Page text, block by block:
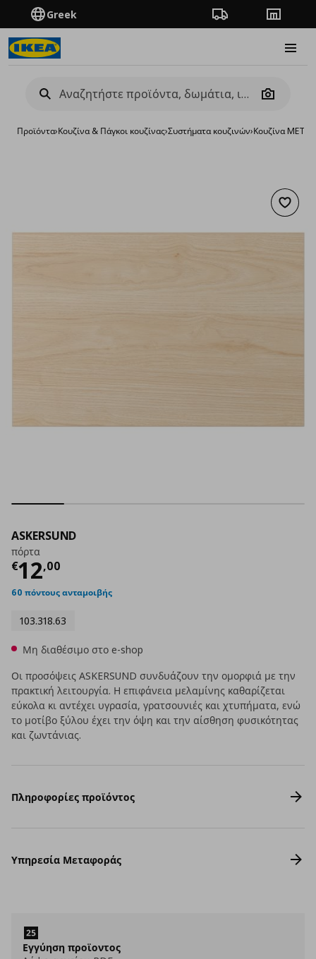
Greek Πορεία παραγγελίας
Camera
Προϊόντα›Κουζίνα & Πάγκοι κουζίνας›Συστήματα κουζινών›Κουζίνα
ASKERSUND
πόρτα
€12,00
Τρέχουσα τιμή
60 πόντους ανταμοιβής
103.318.63
Μη διαθέσιμο στο e-shop
Οι προσόψεις ASKERSUND συνδυάζουν την ομορφιά με την
πρακτική λειτουργία. Η επιφάνεια μελαμίνης καθαρίζεται
εύκολα κι αντέχει υγρασία, γρατσουνιές και χτυπήματα, ενώ
το μοτίβο ξύλου έχει την όψη και την αίσθηση φυσικότητας
και ζωντάνιας.
Πληροφορίες προϊόντος
Υπηρεσία Μεταφοράς
Εγγύηση προϊοντος